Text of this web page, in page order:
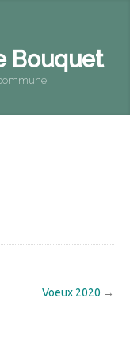
Bouquet
Voeux 2020 →